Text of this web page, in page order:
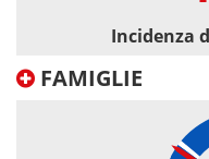
Incidenza
FAMIGLIE